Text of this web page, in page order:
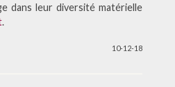
dans leur diversité matérielle
.
10-12-18